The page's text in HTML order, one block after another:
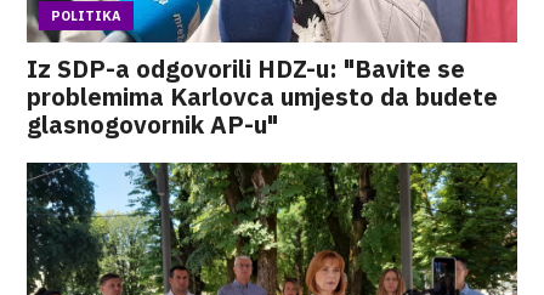
POLITIKA
Iz SDP-a odgovorili HDZ-u: "Bavite se
problemima Karlovca umjesto da budete
glasnogovornik AP-u"